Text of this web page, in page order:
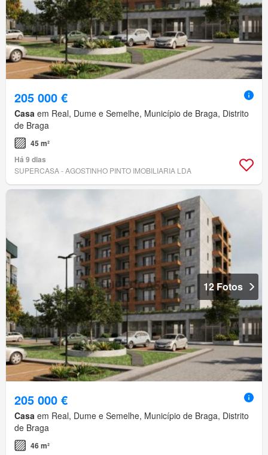
205 000 €
Casa em Real, Dume e Semelhe, Município de Braga, Distrito
de Braga
45 m²
Há 9 dias
SUPERCASA - AGOSTINHO PINTO IMOBILIARIA LDA
12 Fotos
205 000 €
Casa em Real, Dume e Semelhe, Município de Braga, Distrito
de Braga
46 m²